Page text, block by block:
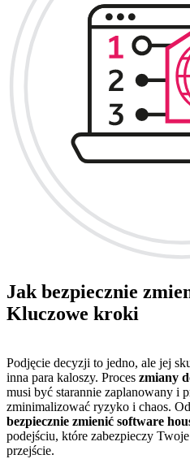
Jak bezpiecznie
Kluczowe kroki
Podjęcie decyzji to jedno, ale jej
inna para kaloszy. Proces zmiany
musi być starannie zaplanowany i
zminimalizować ryzyko i chaos.
bezpiecznie zmienić software
podejściu, które zabezpieczy
przejście.